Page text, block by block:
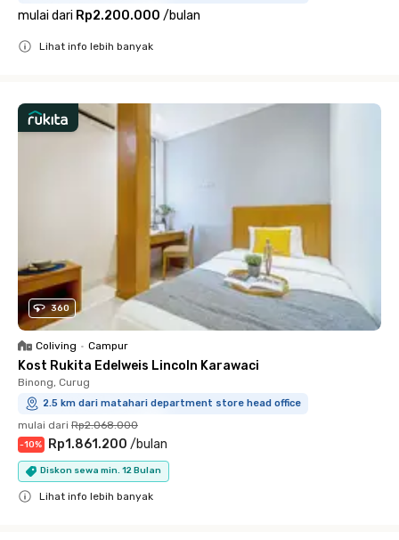
mulai dari Rp2.200.000 /bulan
Lihat info lebih banyak
360
Coliving • Campur
Kost Rukita Edelweis Lincoln Karawaci
Binong, Curug
2.5 km dari matahari department store head office
mulai dari Rp2.068.000
-10% Rp1.861.200 /bulan
Diskon sewa min. 12 Bulan
Lihat info lebih banyak